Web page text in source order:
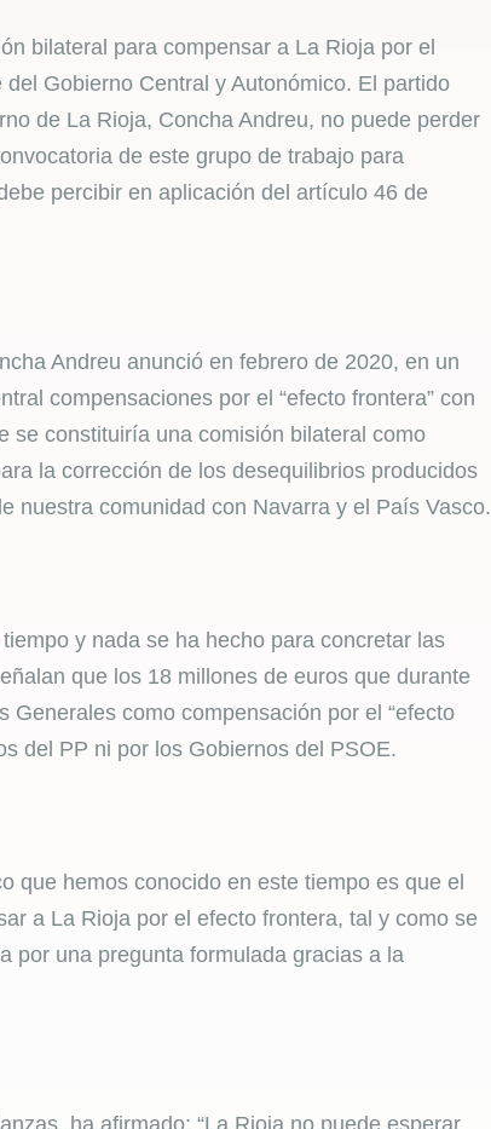
bilateral para compensar a La Rioja por el
Gobierno Central y Autonómico. El partido
de La Rioja, Concha Andreu, no puede perder
de este grupo de trabajo para
percibir en aplicación del artículo 46 de
Andreu anunció en febrero de 2020, en un
compensaciones por el “efecto frontera” con
se constituiría una comisión bilateral como
la corrección de los desequilibrios producidos
nuestra comunidad con Navarra y el País Vasco.
y nada se ha hecho para concretar las
que los 18 millones de euros que durante
como compensación por el “efecto
del PP ni por los Gobiernos del PSOE.
que hemos conocido en este tiempo es que el
a La Rioja por el efecto frontera, tal y como se
por una pregunta formulada gracias a la
ha afirmado: “La Rioja no puede esperar